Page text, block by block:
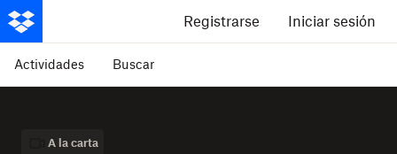
Registrarse Iniciar sesión
Actividades Buscar
A la carta